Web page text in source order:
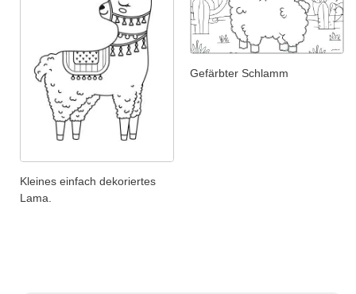
Kleines einfach dekoriertes
Lama.
Gefärbter Schlamm